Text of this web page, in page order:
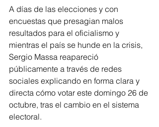
A días de las elecciones y con
encuestas que presagian malos
resultados para el oficialismo y
mientras el país se hunde en la crisis,
Sergio Massa reapareció
públicamente a través de redes
sociales explicando en forma clara y
directa cómo votar este domingo 26 de
octubre, tras el cambio en el sistema
electoral.